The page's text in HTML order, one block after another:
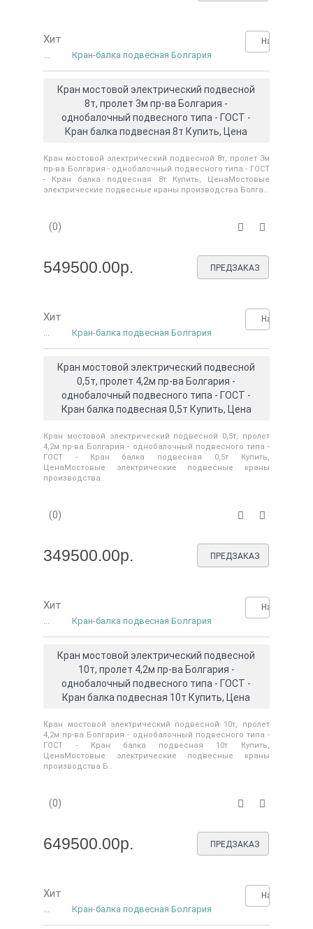
Хит Нашли
... Кран-балка подвесная Болгария
Кран мостовой электрический подвесной
8т, пролет 3м пр-ва Болгария -
однобалочный подвесного типа - ГОСТ -
Кран балка подвесная 8т Купить, Цена
Кран мостовой электрический подвесной 8т, пролет 3м
пр-ва Болгария - однобалочный подвесного типа - ГОСТ
- Кран балка подвесная 8т Купить, ЦенаМостовые
электрические подвесные краны производства Болга..
(0)
549500.00р. ПРЕДЗАКАЗ
Хит Нашли
... Кран-балка подвесная Болгария
Кран мостовой электрический подвесной
0,5т, пролет 4,2м пр-ва Болгария -
однобалочный подвесного типа - ГОСТ -
Кран балка подвесная 0,5т Купить, Цена
Кран мостовой электрический подвесной 0,5т, пролет
4,2м пр-ва Болгария - однобалочный подвесного типа -
ГОСТ - Кран балка подвесная 0,5т Купить,
ЦенаМостовые электрические подвесные краны
производства..
(0)
349500.00р. ПРЕДЗАКАЗ
Хит Нашли
... Кран-балка подвесная Болгария
Кран мостовой электрический подвесной
10т, пролет 4,2м пр-ва Болгария -
однобалочный подвесного типа - ГОСТ -
Кран балка подвесная 10т Купить, Цена
Кран мостовой электрический подвесной 10т, пролет
4,2м пр-ва Болгария - однобалочный подвесного типа -
ГОСТ - Кран балка подвесная 10т Купить,
ЦенаМостовые электрические подвесные краны
производства Б..
(0)
649500.00р. ПРЕДЗАКАЗ
Хит Нашли
... Кран-балка подвесная Болгария